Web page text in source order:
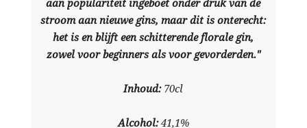
aan populariteit ingeboet onder druk van de
stroom aan nieuwe gins, maar dit is onterecht:
het is en blijft een schitterende florale gin,
zowel voor beginners als voor gevorderden."
Inhoud: 70cl
Alcohol:41,1%